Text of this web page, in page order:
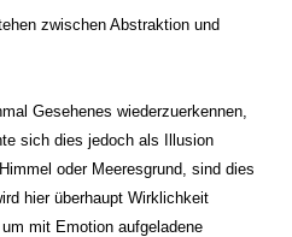
zwischen Abstraktion und
Gesehenes wiederzuerkennen,
sich dies jedoch als Illusion
oder Meeresgrund, sind dies
hier überhaupt Wirklichkeit
mit Emotion aufgeladene